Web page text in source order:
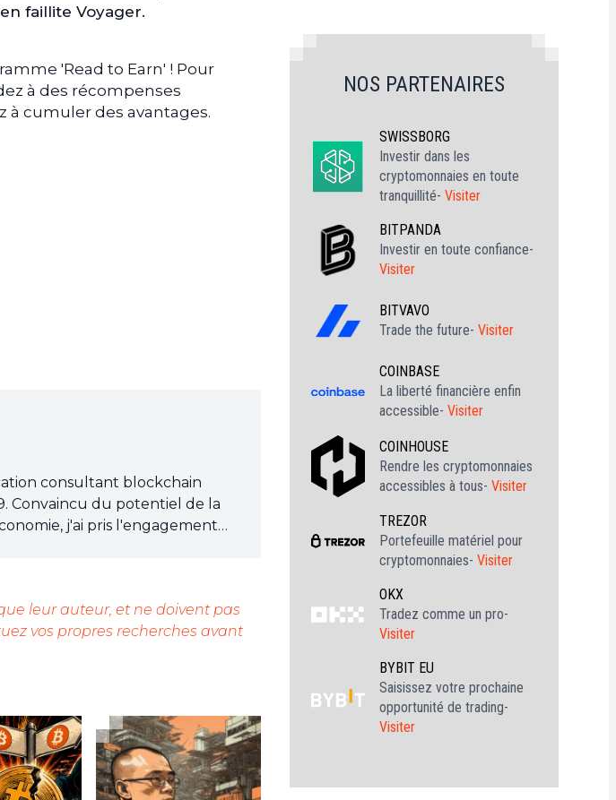
faillite Voyager.
'Read to Earn' ! Pour
à des récompenses
à cumuler des avantages.
consultant blockchain
Convaincu du potentiel de la
j'ai pris l'engagement
une analyse objective de
les dernières innovations
et sociétaux de cette
leur auteur, et ne doivent pas
vos propres recherches avant
NOS PARTENAIRES
SWISSBORG
Investir dans les
cryptomonnaies en toute
tranquillité- Visiter
BITPANDA
Investir en toute confiance-
Visiter
BITVAVO
Trade the future- Visiter
COINBASE
La liberté financière enfin
accessible- Visiter
COINHOUSE
Rendre les cryptomonnaies
accessibles à tous- Visiter
TREZOR
Portefeuille matériel pour
cryptomonnaies- Visiter
OKX
Tradez comme un pro-
Visiter
BYBIT EU
Saisissez votre prochaine
opportunité de trading-
Visiter